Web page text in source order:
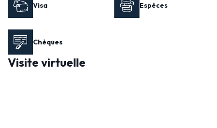
Visa Espèces
Chèques
Visite virtuelle